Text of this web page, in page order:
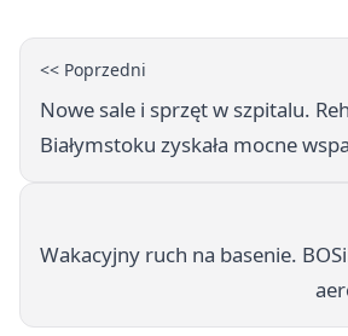
<< Poprzedni
Nowe sale i sprzęt w szpitalu.
Białymstoku zyskała mocne
Wakacyjny ruch na basenie.